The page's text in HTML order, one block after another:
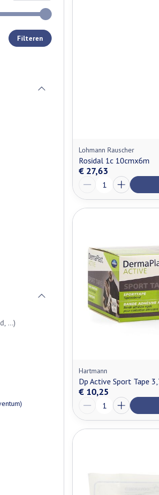
en rechts om de minimale en maximale
Filteren
Lohmann Rauscher
Rosidal 1c 10cmx6m
€ 27,63
Hartmann
Dp Active Sport Tape
€ 10,25